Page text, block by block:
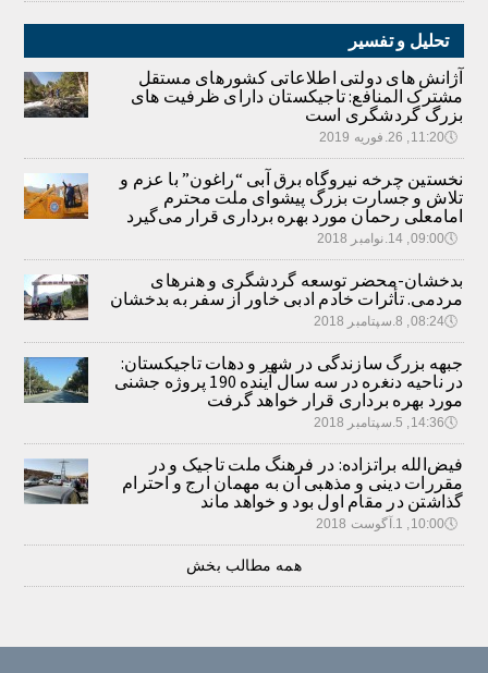
تحلیل و تفسیر
آژانش های دولتی اطلاعاتی کشورهای مستقل
مشترک المنافع: تاجیکستان دارای ظرفیت های
بزرگ گردشگری است
🕔11:20, 26.فوریه 2019
نخستین چرخه نیروگاه برق آبی “راغون” با عزم و
تلاش و جسارت بزرگ پیشوای ملت محترم
امامعلی رحمان مورد بهره برداری قرار می‌گیرد
🕔09:00, 14.نوامبر 2018
بدخشان-محضر توسعه گردشگری و هنرهای
مردمی. تأثرات خادم ادبی خاور از سفر به بدخشان
🕔08:24, 8.سپتامبر 2018
جبهه بزرگ سازندگی در شهر و دهات تاجیکستان:
در ناحیه دنغره در سه سال آینده 190 پروژه جشنی
مورد بهره برداری قرار خواهد گرفت
🕔14:36, 5.سپتامبر 2018
فیض‌الله براتزاده: در فرهنگ ملت تاجیک و در
مقررات دینی و مذهبی آن به مهمان ارج و احترام
گذاشتن در مقام اول بود و خواهد ماند
🕔10:00, 1.آگوست 2018
همه مطالب بخش